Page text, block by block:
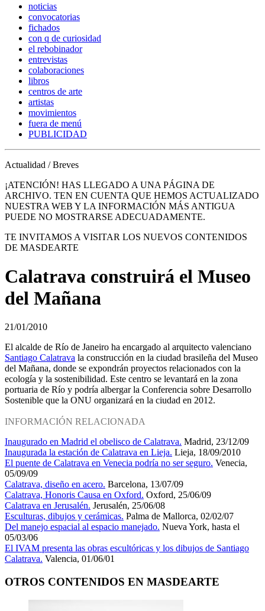
noticias
convocatorias
fichados
con q de curiosidad
el rebobinador
entrevistas
colaboraciones
libros
centros de arte
artistas
movimientos
fuera de menú
PUBLICIDAD
Actualidad / Breves
¡ATENCIÓN! HAS LLEGADO A UNA PÁGINA DE
ARCHIVO. TEN EN CUENTA QUE HEMOS ACTUALIZADO
NUESTRA WEB Y LA INFORMACIÓN MÁS ANTIGUA
PUEDE NO MOSTRARSE ADECUADAMENTE.
TE INVITAMOS A VISITAR LOS NUEVOS CONTENIDOS
DE MASDEARTE
Calatrava construirá el Museo
del Mañana
21/01/2010
El alcalde de Río de Janeiro ha encargado al arquitecto valenciano
Santiago Calatrava la construcción en la ciudad brasileña del Museo
del Mañana, donde se expondrán proyectos relacionados con la
ecología y la sostenibilidad. Este centro se levantará en la zona
portuaria de Río y podría albergar la Conferencia sobre Desarrollo
Sostenible que la ONU organizará en la ciudad en 2012.
INFORMACIÓN RELACIONADA
Inaugurado en Madrid el obelisco de Calatrava. Madrid, 23/12/09
Inaugurada la estación de Calatrava en Lieja. Lieja, 18/09/2010
El puente de Calatrava en Venecia podría no ser seguro. Venecia,
05/09/09
Calatrava, diseño en acero. Barcelona, 13/07/09
Calatrava, Honoris Causa en Oxford. Oxford, 25/06/09
Calatrava en Jerusalén. Jerusalén, 25/06/08
Esculturas, dibujos y cerámicas. Palma de Mallorca, 02/02/07
Del manejo espacial al espacio manejado. Nueva York, hasta el
05/03/06
El IVAM presenta las obras escultóricas y los dibujos de Santiago
Calatrava. Valencia, 01/06/01
OTROS CONTENIDOS EN MASDEARTE